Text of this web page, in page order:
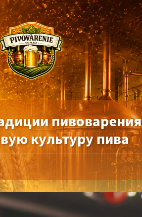
культуру пива